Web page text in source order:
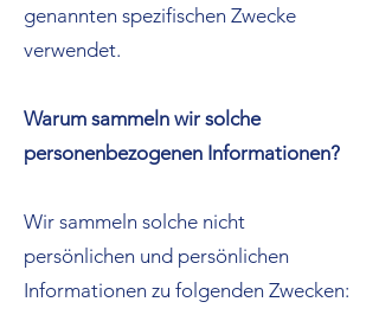
genannten spezifischen Zwecke
verwendet.
Warum sammeln wir solche
personenbezogenen Informationen?
Wir sammeln solche nicht
persönlichen und persönlichen
Informationen zu folgenden Zwecken: